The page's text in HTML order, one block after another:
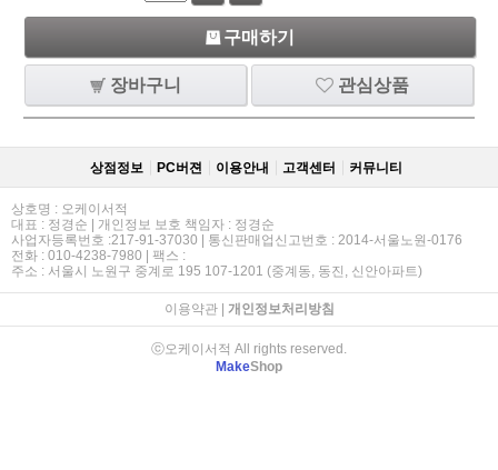
구매하기
장바구니 관심상품
상점정보 PC버젼 이용안내 고객센터 커뮤니티
상호명 : 오케이서적
대표 : 정경순 | 개인정보 보호 책임자 : 정경순
사업자등록번호 :217-91-37030 | 통신판매업신고번호 : 2014-서울노원-0176
전화 : 010-4238-7980 | 팩스 :
주소 : 서울시 노원구 중계로 195 107-1201 (중계동, 동진, 신안아파트)
이용약관| 개인정보처리방침
ⓒ오케이서적 All rights reserved.
MakeShop